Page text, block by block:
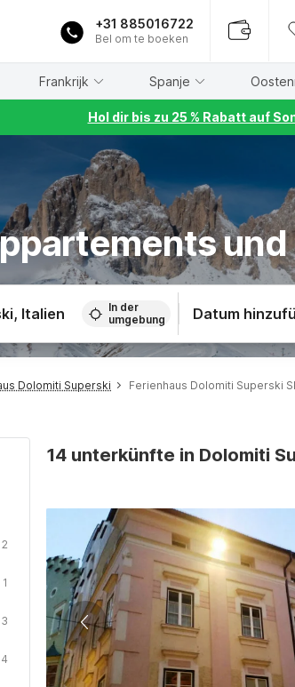
+31 885016722
Bel om te boeken
Frankrijk Spanje
Hol dir bis zu 25 % Rabatt auf
In der
umgebung
Datum
Dolomiti Superski Ferienhaus Dolomiti Superski
2
1
3
14 unterkünfte in Dolomiti